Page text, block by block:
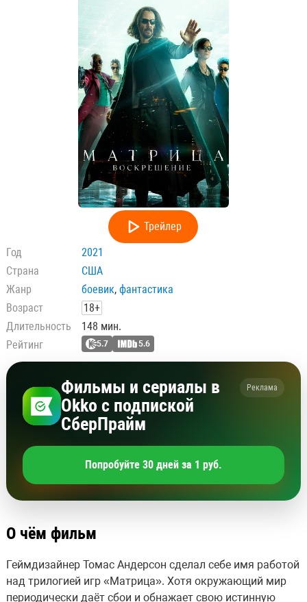
Трейлер
Год
2021
Страна
США
Жанр
боевик, фантастика
Возраст
18+
Длительность
148 мин.
Рейтинг
5.7 5.6
Фильмы и сериалы в
Okko с подпиской
СберПрайм
Реклама
Попробуйте 30 дней за 1 руб.
О чём фильм
Геймдизайнер Томас Андерсон сделал себе имя работой
над трилогией игр «Матрица». Хотя окружающий мир
периодически даёт сбои и обнажает свою истинную